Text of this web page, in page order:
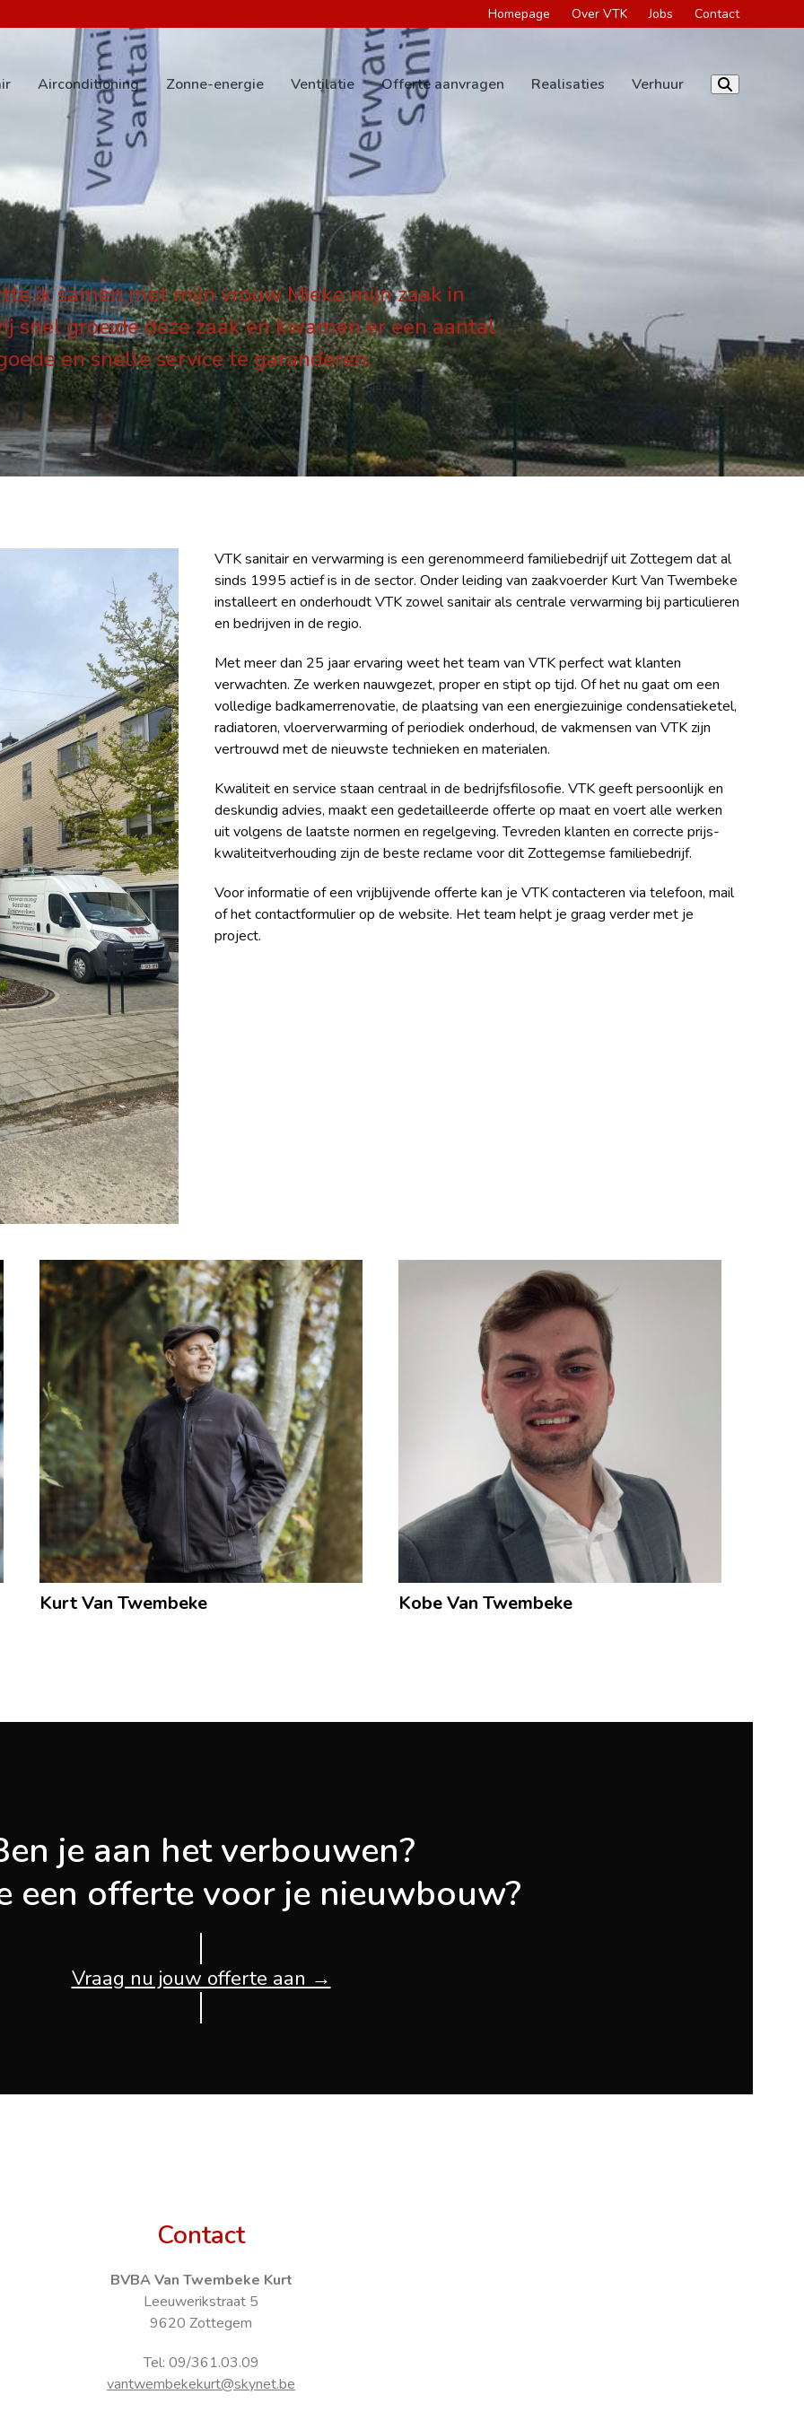
Homepage Over VTK Jobs Contact
Airconditioning Zonne-energie Ventilatie Offerte aanvragen Realisaties Verhuur
ik samen met mijn vrouw Mieke mijn zaak in
snel groeide deze zaak en kwamen er een aantal
en snelle service te garanderen.
VTK sanitair en verwarming is een gerenommeerd familiebedrijf uit Zottegem dat al
sinds 1995 actief is in de sector. Onder leiding van zaakvoerder Kurt Van Twembeke
installeert en onderhoudt VTK zowel sanitair als centrale verwarming bij particulieren
en bedrijven in de regio.
Met meer dan 25 jaar ervaring weet het team van VTK perfect wat klanten
verwachten. Ze werken nauwgezet, proper en stipt op tijd. Of het nu gaat om een
volledige badkamerrenovatie, de plaatsing van een energiezuinige condensatieketel,
radiatoren, vloerverwarming of periodiek onderhoud, de vakmensen van VTK zijn
vertrouwd met de nieuwste technieken en materialen.
Kwaliteit en service staan centraal in de bedrijfsfilosofie. VTK geeft persoonlijk en
deskundig advies, maakt een gedetailleerde offerte op maat en voert alle werken
uit volgens de laatste normen en regelgeving. Tevreden klanten en correcte prijs-
kwaliteitverhouding zijn de beste reclame voor dit Zottegemse familiebedrijf.
Voor informatie of een vrijblijvende offerte kan je VTK contacteren via telefoon, mail
of het contactformulier op de website. Het team helpt je graag verder met je
project.
Kurt Van Twembeke Kobe Van Twembeke
je aan het verbouwen?
een offerte voor je nieuwbouw?
Vraag nu jouw offerte aan →
Contact
BVBA Van Twembeke Kurt
Leeuwerikstraat 5
9620 Zottegem
Tel: 09/361.03.09
vantwembekekurt@skynet.be